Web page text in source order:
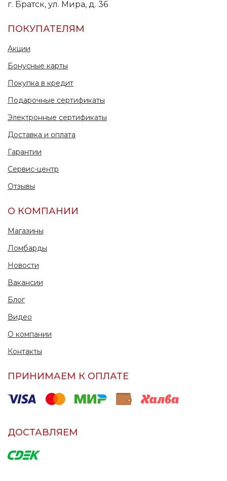
г. Братск, ул. Мира, д. 36
ПОКУПАТЕЛЯМ
Акции
Бонусные карты
Покупка в кредит
Подарочные сертификаты
Электронные сертификаты
Доставка и оплата
Гарантии
Сервис-центр
Отзывы
О КОМПАНИИ
Магазины
Ломбарды
Новости
Вакансии
Блог
Видео
О компании
Контакты
ПРИНИМАЕМ К ОПЛАТЕ
ДОСТАВЛЯЕМ